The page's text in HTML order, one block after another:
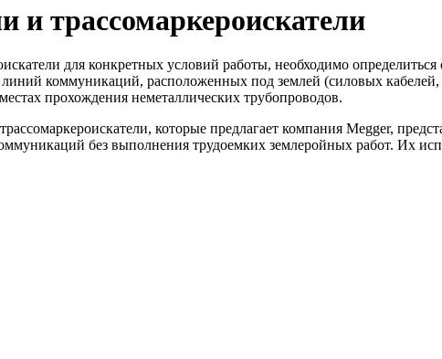
и трассомаркероискатели
для конкретных условий работы, необходимо
линий коммуникаций, расположенных под землей (силовых
прохождения неметаллических трубопроводов.
которые предлагает компания Megger,
без выполнения трудоемких землеройных работ. Их